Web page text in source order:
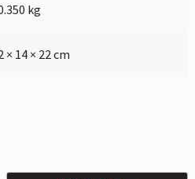
kg
× 14 × 22 cm